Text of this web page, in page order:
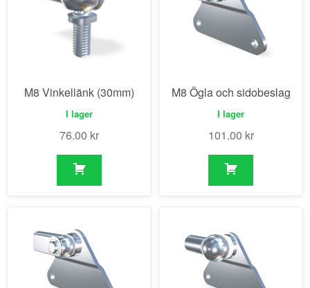
M8 Vinkellänk (30mm)
I lager
76.00 kr
M8 Ögla och sidobeslag
I lager
101.00 kr